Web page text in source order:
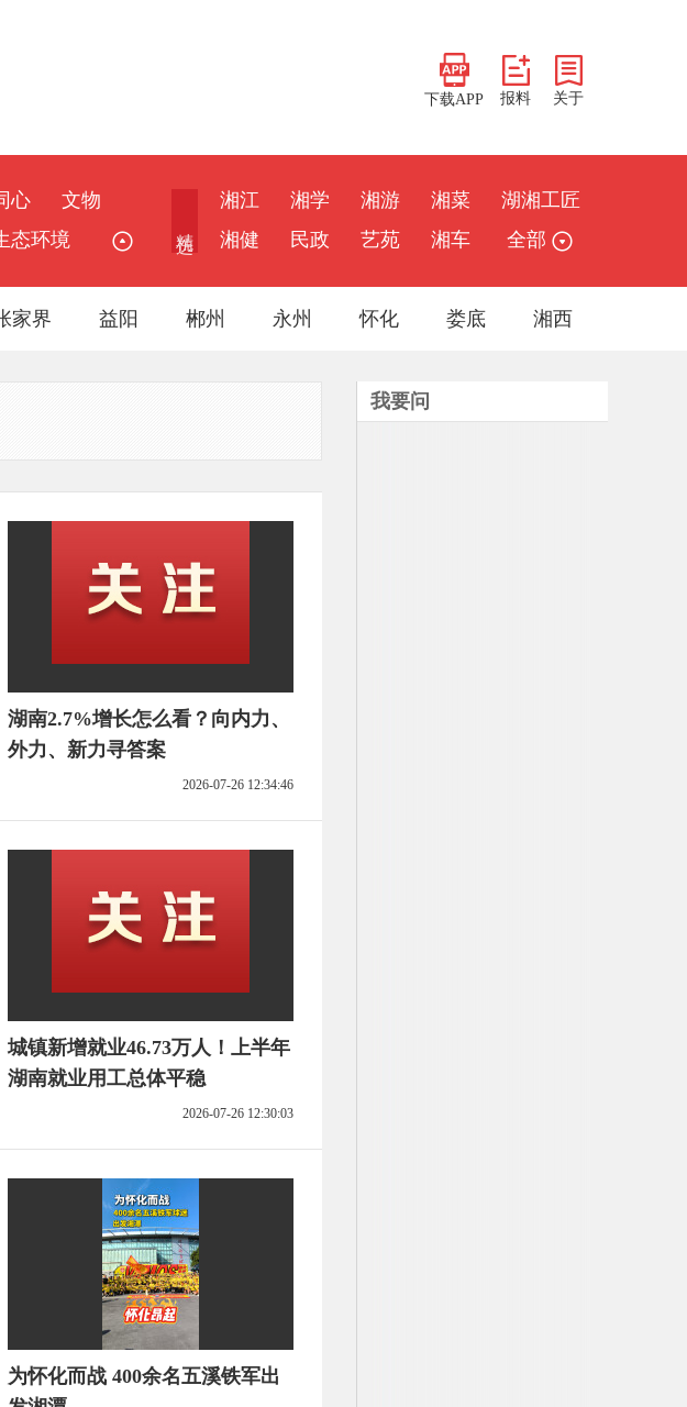
下载APP 报料 关于
心
文物
态环境
湘江 湘学 湘游 湘菜
湖湘工匠
湘健
民政 艺苑 湘车 全部
家界 益阳 郴州 永州 怀化 娄底 湘西
湖南2.7%增长怎么看？向内力、
外力、新力寻答案
2026-07-26 12:34:46
城镇新增就业46.73万人！上半年
湖南就业用工总体平稳
2026-07-26 12:30:03
为怀化而战 400余名五溪铁军出
我要问